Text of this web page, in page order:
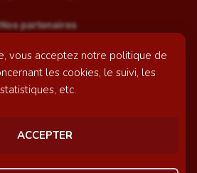
vous acceptez notre politique de
les cookies, le suivi, les
statistiques, etc.
ACCEPTER
Nos partenaires
Recrutement
Mentions légales